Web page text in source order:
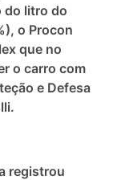
do litro do
o Procon
que no
o carro com
e Defesa
registrou